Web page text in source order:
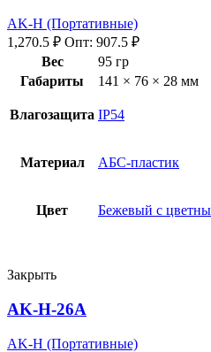
AK-H (Портативные)
1,270.5 ₽ Опт: 907.5 ₽
Вес
95 гр
Габариты
141 × 76 × 28 мм
Влагозащита IP54
Материал АБС-пластик
Цвет Бежевый с
Закрыть
AK-H-26A
AK-H (Портативные)